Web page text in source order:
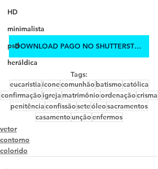
HD
minimalista
psd
heráldica
DOWNLOAD PAGO NO SHUTTERSTOCK
Tags:
eucaristia íconecomunhão batismocatólica
confirmação igreja matrimônioordenaçãocrisma
penitênciaconfissãoseteóleosacramentos
casamento unçãoenfermos
vetor
contorno
colorido